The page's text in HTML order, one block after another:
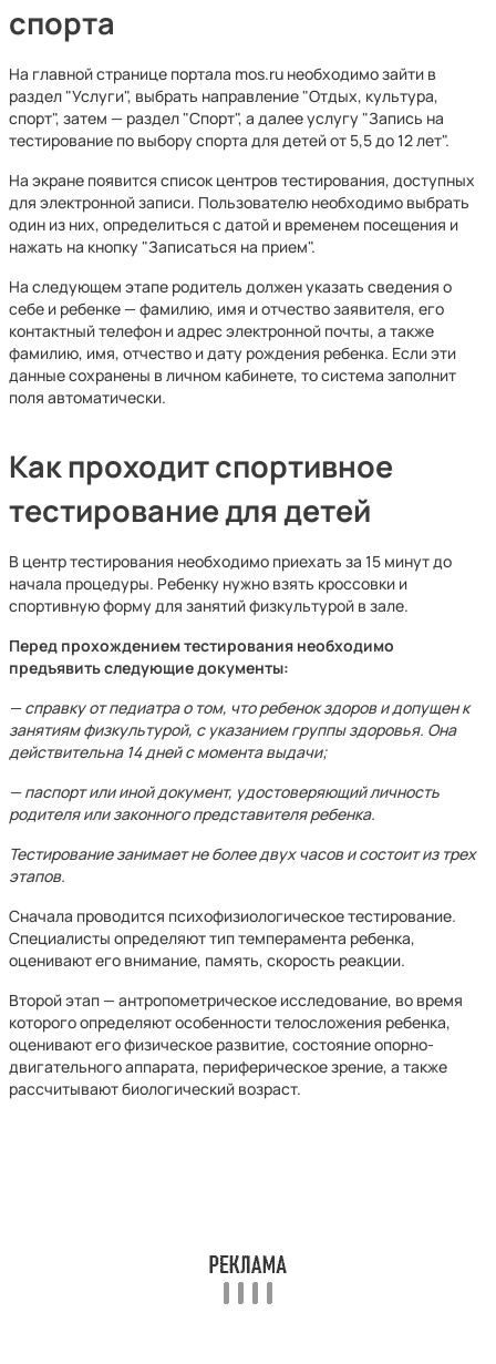
спорта
На главной странице портала mos.ru необходимо зайти в
раздел "Услуги", выбрать направление "Отдых, культура,
спорт", затем — раздел "Спорт", а далее услугу "Запись на
тестирование по выбору спорта для детей от 5,5 до 12 лет".
На экране появится список центров тестирования, доступных
для электронной записи. Пользователю необходимо выбрать
один из них, определиться с датой и временем посещения и
нажать на кнопку "Записаться на прием".
На следующем этапе родитель должен указать сведения о
себе и ребенке — фамилию, имя и отчество заявителя, его
контактный телефон и адрес электронной почты, а также
фамилию, имя, отчество и дату рождения ребенка. Если эти
данные сохранены в личном кабинете, то система заполнит
поля автоматически.
Как проходит спортивное
тестирование для детей
В центр тестирования необходимо приехать за 15 минут до
начала процедуры. Ребенку нужно взять кроссовки и
спортивную форму для занятий физкультурой в зале.
Перед прохождением тестирования необходимо
предъявить следующие документы:
— справку от педиатра о том, что ребенок здоров и допущен к
занятиям физкультурой, с указанием группы здоровья. Она
действительна 14 дней с момента выдачи;
— паспорт или иной документ, удостоверяющий личность
родителя или законного представителя ребенка.
Тестирование занимает не более двух часов и состоит из трех
этапов.
Сначала проводится психофизиологическое тестирование.
Специалисты определяют тип темперамента ребенка,
оценивают его внимание, память, скорость реакции.
Второй этап — антропометрическое исследование, во время
которого определяют особенности телосложения ребенка,
оценивают его физическое развитие, состояние опорно-
двигательного аппарата, периферическое зрение, а также
рассчитывают биологический возраст.